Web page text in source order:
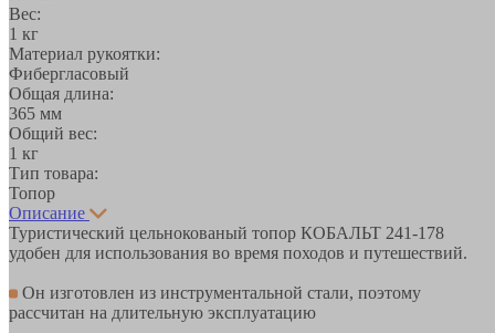
Вес:
1 кг
Материал рукоятки:
Фибергласовый
Общая длина:
365 мм
Общий вес:
1 кг
Тип товара:
Топор
Описание
Туристический цельнокованый топор КОБАЛЬТ 241-178
удобен для использования во время походов и путешествий.
Он изготовлен из инструментальной стали, поэтому
рассчитан на длительную эксплуатацию